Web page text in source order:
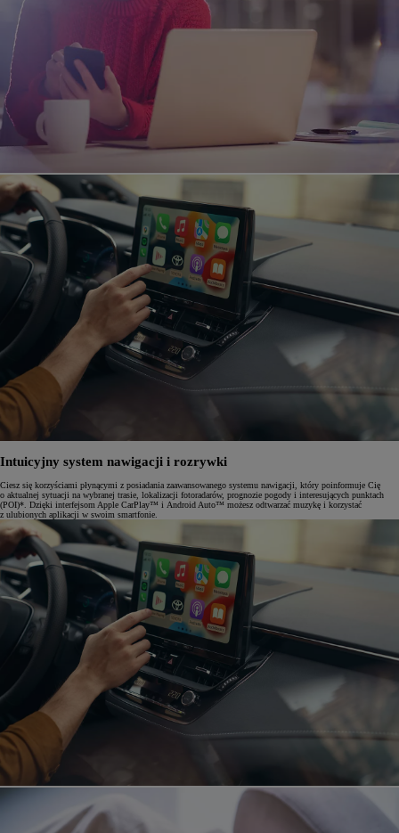
Intuicyjny system nawigacji i rozrywki
Ciesz się korzyściami płynącymi z posiadania zaawansowanego systemu nawigacji, który poinformuje Cię
o aktualnej sytuacji na wybranej trasie, lokalizacji fotoradarów, prognozie pogody i interesujących punktach
(POI)*. Dzięki interfejsom Apple CarPlay™ i Android Auto™ możesz odtwarzać muzykę i korzystać
z ulubionych aplikacji w swoim smartfonie.